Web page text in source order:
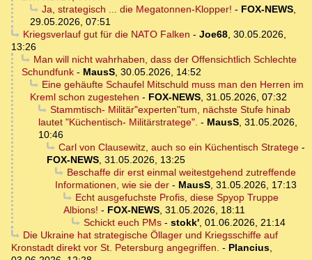
Ja, strategisch ... die Megatonnen-Klopper! - FOX-NEWS,
29.05.2026, 07:51
Kriegsverlauf gut für die NATO Falken - Joe68, 30.05.2026,
13:26
Man will nicht wahrhaben, dass der Offensichtlich Schlechte
Schundfunk - MausS 30.05.2026, 14:52
Eine gehäufte Schaufel Mitschuld muss man den Herren im
Kreml schon zugestehen - FOX-NEWS 31.05.2026, 07:32
Stammtisch- Militär"experten"tum, nächste Stufe hinab
lautet "Küchentisch- Militärstratege". - MausS 31.05.2026,
10:46
Carl von Clausewitz, auch so ein Küchentisch Stratege-
FOX-NEWS 31.05.2026, 13:25
Beschaffe dir erst einmal weitestgehend zutreffende
Informationen, wie sie der - MausS 31.05.2026, 17:13
Echt ausgefuchste Profis, diese Spyop Truppe
Albions! - FOX-NEWS 31.05.2026, 18:11
Schickt euch PMs- stokk', 01.06.2026, 21:14
Die Ukraine hat strategische Öllager und Kriegsschiffe auf
Kronstadt direkt vor St. Petersburg angegriffen. - Plancius